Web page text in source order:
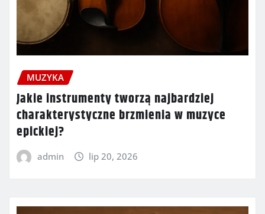
MUZYKA
Jakie instrumenty tworzą najbardziej
charakterystyczne brzmienia w muzyce
epickiej?
admin lip 20, 2026